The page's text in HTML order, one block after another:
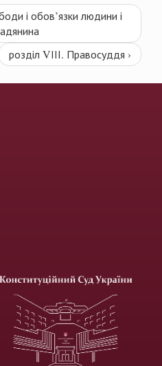
і обов’язки людини і
розділ VІІІ. Правосуддя ›